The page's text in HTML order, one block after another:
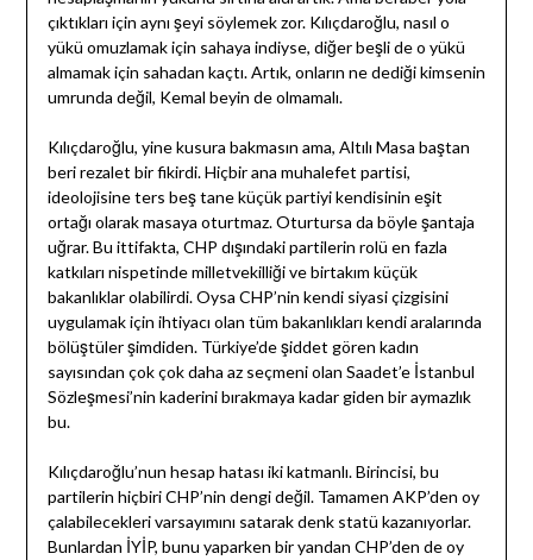
çıktıkları için aynı şeyi söylemek zor. Kılıçdaroğlu, nasıl o
yükü omuzlamak için sahaya indiyse, diğer beşli de o yükü
almamak için sahadan kaçtı. Artık, onların ne dediği kimsenin
umrunda değil, Kemal beyin de olmamalı.
Kılıçdaroğlu, yine kusura bakmasın ama, Altılı Masa baştan
beri rezalet bir fikirdi. Hiçbir ana muhalefet partisi,
ideolojisine ters beş tane küçük partiyi kendisinin eşit
ortağı olarak masaya oturtmaz. Oturtursa da böyle şantaja
uğrar. Bu ittifakta, CHP dışındaki partilerin rolü en fazla
katkıları nispetinde milletvekilliği ve birtakım küçük
bakanlıklar olabilirdi. Oysa CHP’nin kendi siyasi çizgisini
uygulamak için ihtiyacı olan tüm bakanlıkları kendi aralarında
bölüştüler şimdiden. Türkiye’de şiddet gören kadın
sayısından çok çok daha az seçmeni olan Saadet’e İstanbul
Sözleşmesi’nin kaderini bırakmaya kadar giden bir aymazlık
bu.
Kılıçdaroğlu’nun hesap hatası iki katmanlı. Birincisi, bu
partilerin hiçbiri CHP’nin dengi değil. Tamamen AKP’den oy
çalabilecekleri varsayımını satarak denk statü kazanıyorlar.
Bunlardan İYİP, bunu yaparken bir yandan CHP’den de oy